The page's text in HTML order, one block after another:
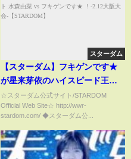
スターダム
【スターダム】フキゲンです★
が星来芽依のハイスピード王座
に挑戦へ！試合ハイライト 水森
由菜 vs フキゲンです★ ！-2.12
大阪大会-【STARDOM】
☆スターダム公式サイト/STARDOM
Official Web Site☆ http://wwr-
stardom.com/ ◆スターダム公...